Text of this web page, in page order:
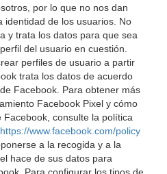
por lo que no nos dan
identidad de los usuarios. No
y trata los datos para que sea
del usuario en cuestión.
perfiles de usuario a partir
trata los datos de acuerdo
Facebook. Para obtener más
Facebook Pixel y cómo
consulte la política
https://www.facebook.com/policy
a la recogida y a la
hace de sus datos para